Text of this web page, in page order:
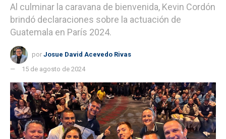
Al culminar la caravana de bienvenida, Kevin Cordón
brindó declaraciones sobre la actuación de
Guatemala en París 2024.
por Josue David Acevedo Rivas
15 de agosto de 2024